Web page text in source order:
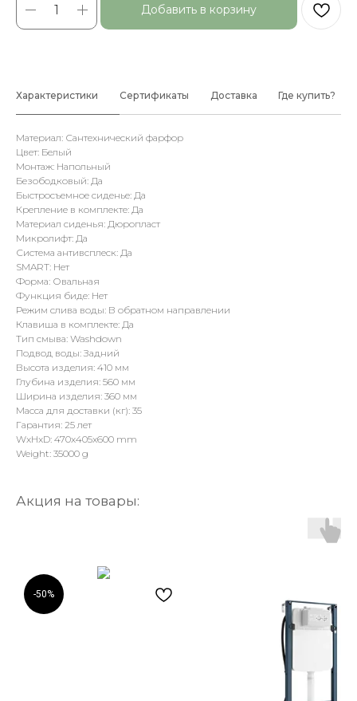
Добавить в корзину
Характеристики Сертификаты Доставка Где купить?
Материал: Сантехнический фарфор
Цвет: Белый
Монтаж: Напольный
Безободковый: Да
Быстросъемное сиденье: Да
Крепление в комплекте: Да
Материал сиденья: Дюропласт
Микролифт: Да
Система антивсплеск: Да
SMART: Нет
Форма: Овальная
Функция биде: Нет
Режим слива воды: В обратном направлении
Клавиша в комплекте: Да
Тип смыва: Washdown
Подвод воды: Задний
Высота изделия: 410 мм
Глубина изделия: 560 мм
Ширина изделия: 360 мм
Масса для доставки (кг): 35
Гарантия: 25 лет
WxHxD: 470x405x600 mm
Weight: 35000 g
Акция на товары:
-50%